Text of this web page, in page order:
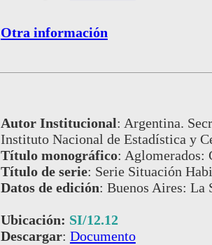
Otra información
Autor Institucional: Argentina.
Instituto Nacional de Estadística y
Título monográfico: Aglomerados:
Título de serie: Serie Situación
Datos de edición: Buenos Aires: La
Ubicación: SI/12.12
Descargar: Documento